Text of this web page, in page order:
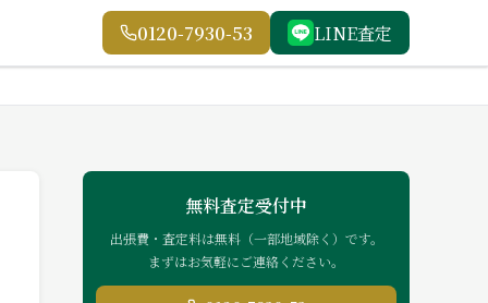
0120-7930-53 LINE査定
無料査定受付中
出張費・査定料は無料（一部地域除く）です。
まずはお気軽にご連絡ください。